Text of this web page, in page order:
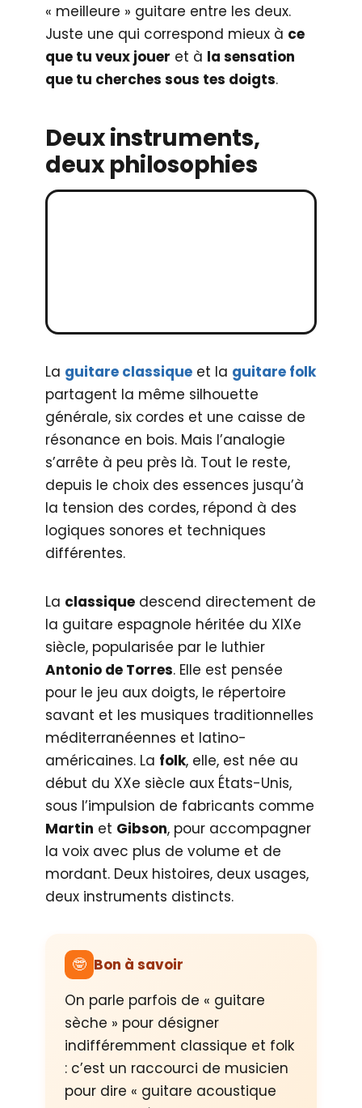
« meilleure » guitare entre les deux.
Juste une qui correspond mieux à ce
que tu veux jouer et à la sensation
que tu cherches sous tes doigts.
Deux instruments,
deux philosophies
La guitare classique et la guitare folk
partagent la même silhouette
générale, six cordes et une caisse de
résonance en bois. Mais l’analogie
s’arrête à peu près là. Tout le reste,
depuis le choix des essences jusqu’à
la tension des cordes, répond à des
logiques sonores et techniques
différentes.
La classique descend directement de
la guitare espagnole héritée du XIXe
siècle, popularisée par le luthier
Antonio de Torres. Elle est pensée
pour le jeu aux doigts, le répertoire
savant et les musiques traditionnelles
méditerranéennes et latino-
américaines. La folk, elle, est née au
début du XXe siècle aux États-Unis,
sous l’impulsion de fabricants comme
Martin et Gibson, pour accompagner
la voix avec plus de volume et de
mordant. Deux histoires, deux usages,
deux instruments distincts.
🤓 Bon à savoir
On parle parfois de « guitare
sèche » pour désigner
indifféremment classique et folk
: c’est un raccourci de musicien
pour dire « guitare acoustique